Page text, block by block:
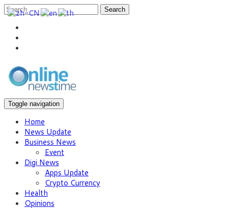
Search
Toggle navigation
Home
News Update
Business News
Event
Digi News
Apps Update
Crypto Currency
Health
Opinions